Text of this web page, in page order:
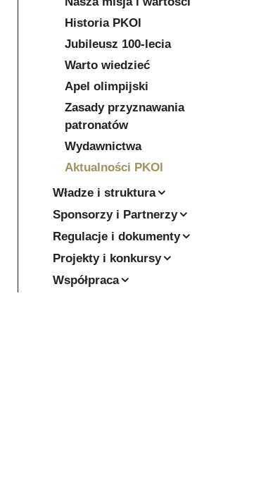
Historia PKOl
Jubileusz 100-lecia
Warto wiedzieć
Apel olimpijski
Zasady przyznawania
patronatów
Wydawnictwa
Aktualności PKOl
Władze i struktura
Sponsorzy i Partnerzy
Regulacje i dokumenty
Projekty i konkursy
Współpraca